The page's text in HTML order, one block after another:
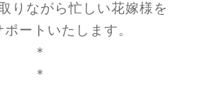
りながら忙しい花嫁様を
ートいたします。
＊
＊